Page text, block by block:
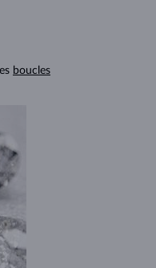
boucles